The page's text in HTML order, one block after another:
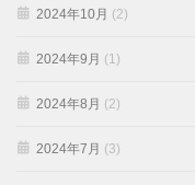
2024年10月 (2)
2024年9月 (1)
2024年8月 (2)
2024年7月 (3)